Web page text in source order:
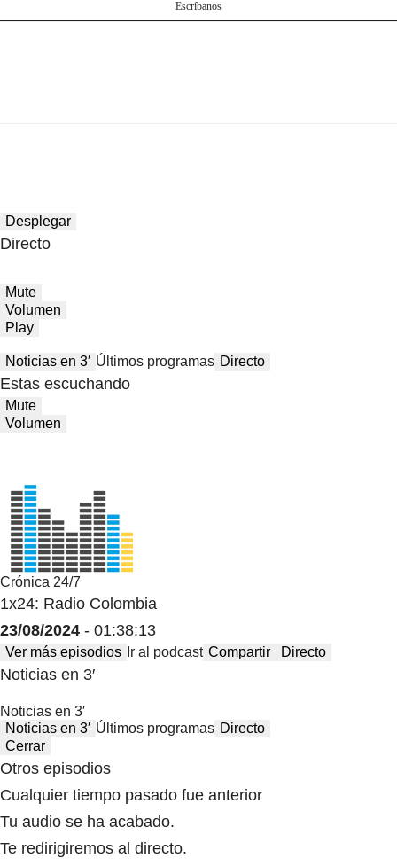
Escríbanos
Desplegar
Directo
Mute
Volumen
Play
Noticias en 3′ Últimos programas Directo
Estas escuchando
Mute
Volumen
Crónica 24/7
1x24: Radio Colombia
23/08/2024 - 01:38:13
Ver más episodios Ir al podcast Compartir Directo
Noticias en 3′
Noticias en 3′
Noticias en 3′ Últimos programas Directo
Cerrar
Otros episodios
Cualquier tiempo pasado fue anterior
Tu audio se ha acabado.
Te redirigiremos al directo.